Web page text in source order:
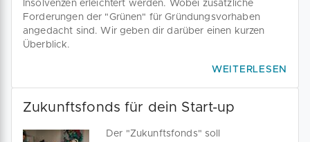
Insolvenzen erleichtert werden. Wobei zusätzliche
Forderungen der "Grünen" für Gründungsvorhaben
angedacht sind. Wir geben dir darüber einen kurzen
Überblick.
WEITERLESEN
Zukunftsfonds für dein Start-up
Der "Zukunftsfonds" soll